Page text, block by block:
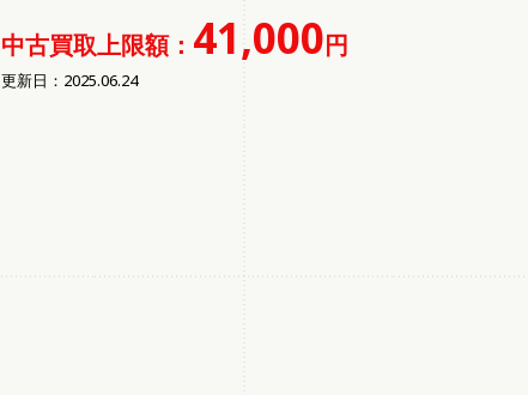
中古買取上限額： 41,000円
更新日：2025.06.24